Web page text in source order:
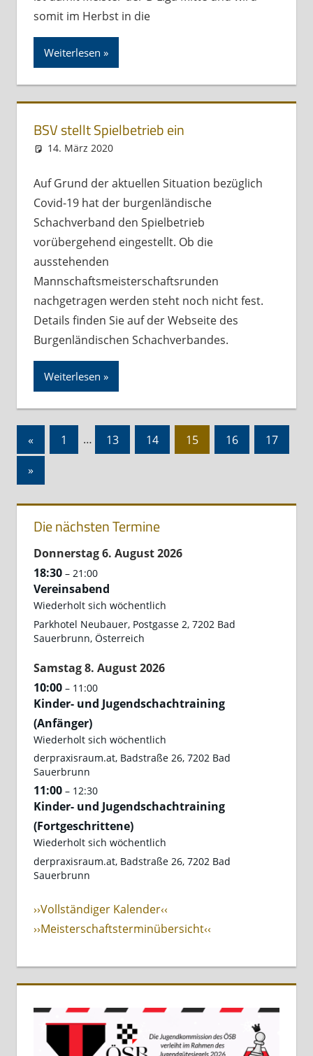
somit im Herbst in die
Weiterlesen
BSV stellt Spielbetrieb ein
14. März 2020
Auf Grund der aktuellen Situation bezüglich
Covid-19 hat der burgenländische
Schachverband den Spielbetrieb
vorübergehend eingestellt. Ob die
ausstehenden
Mannschaftsmeisterschaftsrunden
nachgetragen werden steht noch nicht fest.
Details finden Sie auf der Webseite des
Burgenländischen Schachverbandes.
Weiterlesen
Seitennummerierung
der
Beiträge
« Vorherige
Beiträge
1 … 13 14 15 16
17
Nächste
Beiträge
»
Die nächsten Termine
Donnerstag6. August2026
18:30 – 21:00
Vereinsabend
Wiederholt sich wöchentlich
Parkhotel Neubauer, Postgasse 2, 7202 Bad
Sauerbrunn, Österreich
Samstag8. August2026
10:00 – 11:00
Kinder- und Jugendschachtraining
(Anfänger)
Wiederholt sich wöchentlich
derpraxisraum.at, Badstraße 26, 7202 Bad
Sauerbrunn
11:00 – 12:30
Kinder- und Jugendschachtraining
(Fortgeschrittene)
Wiederholt sich wöchentlich
derpraxisraum.at, Badstraße 26, 7202 Bad
Sauerbrunn
››Vollständiger Kalender‹‹
››Meisterschaftsterminübersicht‹‹